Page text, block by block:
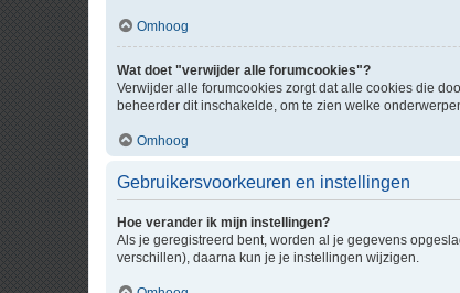
Omhoog
Wat doet "verwijder alle forumcookies"?
Verwijder alle forumcookies zorgt dat alle cookies die
beheerder dit inschakelde, om te zien welke
Omhoog
Gebruikersvoorkeuren en instellingen
Hoe verander ik mijn instellingen?
Als je geregistreerd bent, worden al je gegevens
verschillen), daarna kun je je instellingen wijzigen.